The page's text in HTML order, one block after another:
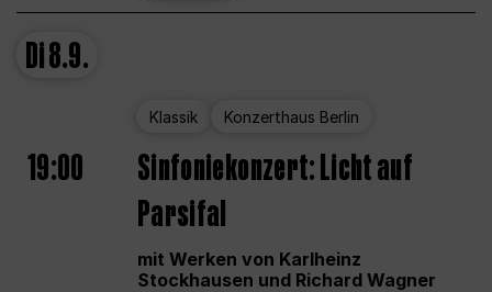
Di8.9.
Klassik Konzerthaus Berlin
19:00
Sinfoniekonzert: Licht auf
Parsifal
mit Werken von Karlheinz
Stockhausen und Richard Wagner